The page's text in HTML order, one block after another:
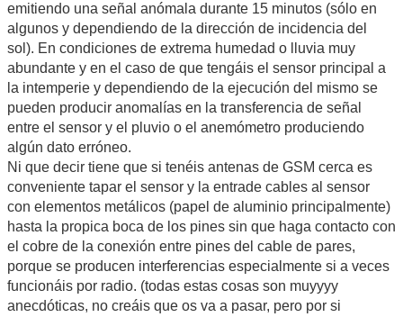
emitiendo una señal anómala durante 15 minutos (sólo en
algunos y dependiendo de la dirección de incidencia del
sol). En condiciones de extrema humedad o lluvia muy
abundante y en el caso de que tengáis el sensor principal a
la intemperie y dependiendo de la ejecución del mismo se
pueden producir anomalías en la transferencia de señal
entre el sensor y el pluvio o el anemómetro produciendo
algún dato erróneo.
Ni que decir tiene que si tenéis antenas de GSM cerca es
conveniente tapar el sensor y la entrade cables al sensor
con elementos metálicos (papel de aluminio principalmente)
hasta la propica boca de los pines sin que haga contacto con
el cobre de la conexión entre pines del cable de pares,
porque se producen interferencias especialmente si a veces
funcionáis por radio. (todas estas cosas son muyyyy
anecdóticas, no creáis que os va a pasar, pero por si